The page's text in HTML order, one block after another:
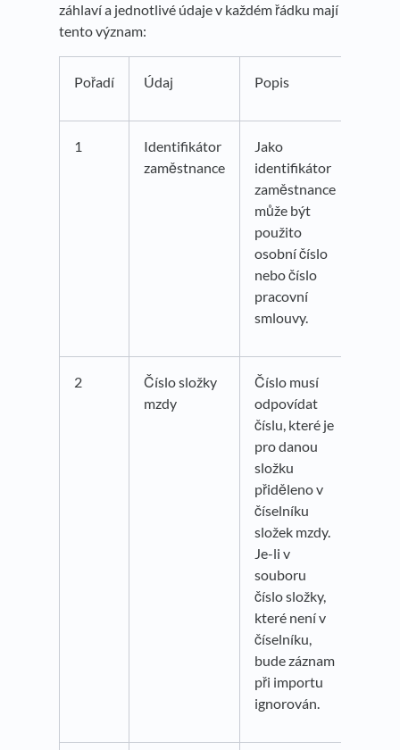
záhlaví a jednotlivé údaje v každém řádku mají
tento význam:
Pořadí Údaj Popis
1
Identifikátor
zaměstnance
Jako
identifikátor
zaměstnance
může být
použito
osobní číslo
nebo číslo
pracovní
smlouvy.
2
Číslo složky
mzdy
Číslo musí
odpovídat
číslu, které je
pro danou
složku
přiděleno v
číselníku
složek mzdy.
Je-li v
souboru
číslo složky,
které není v
číselníku,
bude záznam
při importu
ignorován.